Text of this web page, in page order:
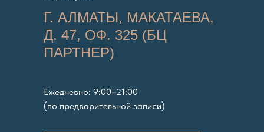
Г. АЛМАТЫ, МАКАТАЕВА,
Д. 47, ОФ. 325 (БЦ
ПАРТНЕР)
Ежедневно: 9:00–21:00
(по предварительной записи)